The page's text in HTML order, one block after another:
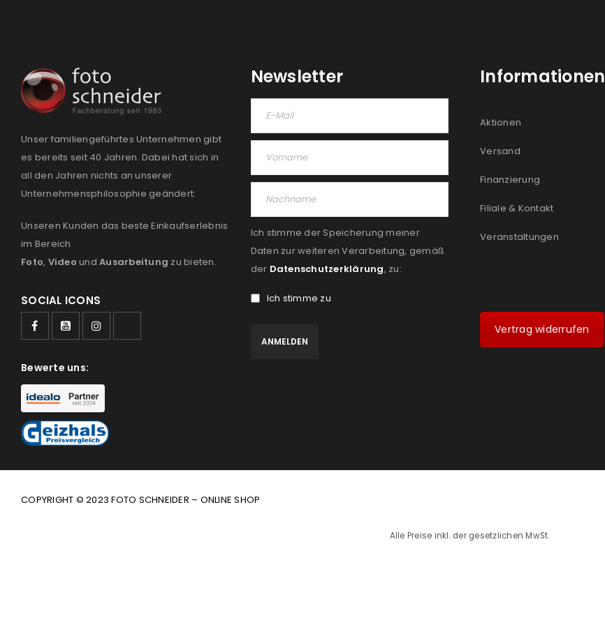
Unser familiengeführtes Unternehmen gibt
es bereits seit 40 Jahren. Dabei hat sich in
all den Jahren nichts an unserer
Unternehmensphilosophie geändert:
Unseren Kunden das beste Einkaufserlebnis
im Bereich
Foto, Video und Ausarbeitung zu bieten.
SOCIAL ICONS
Bewerte uns:
Newsletter
Ich stimme der Speicherung meiner
Daten zur weiteren Verarbeitung, gemäß
der Datenschutzerklärung, zu:
Ich stimme zu
Informationen
Aktionen
Versand
Finanzierung
Filiale & Kontakt
Veranstaltungen
Vertrag widerrufen
COPYRIGHT © 2023 FOTO SCHNEIDER – ONLINE SHOP
Alle Preise inkl. der gesetzlichen MwSt.